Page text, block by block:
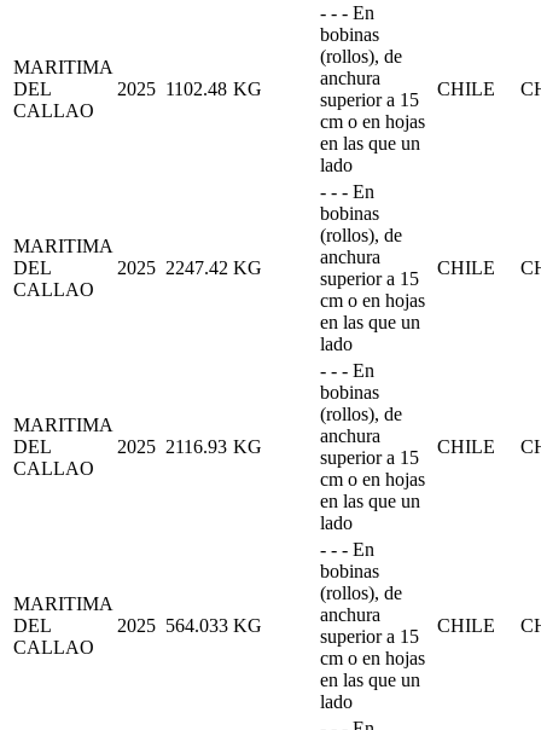
MARITIMA
DEL
CALLAO
2025 1102.48 KG
- - - En
bobinas
(rollos), de
anchura
superior a 15
cm o en hojas
en las que un
lado
CHILE
MARITIMA
DEL
CALLAO
2025 2247.42 KG
- - - En
bobinas
(rollos), de
anchura
superior a 15
cm o en hojas
en las que un
lado
CHILE
MARITIMA
DEL
CALLAO
2025 2116.93 KG
- - - En
bobinas
(rollos), de
anchura
superior a 15
cm o en hojas
en las que un
lado
CHILE
MARITIMA
DEL
CALLAO
2025 564.033 KG
- - - En
bobinas
(rollos), de
anchura
superior a 15
cm o en hojas
en las que un
lado
CHILE